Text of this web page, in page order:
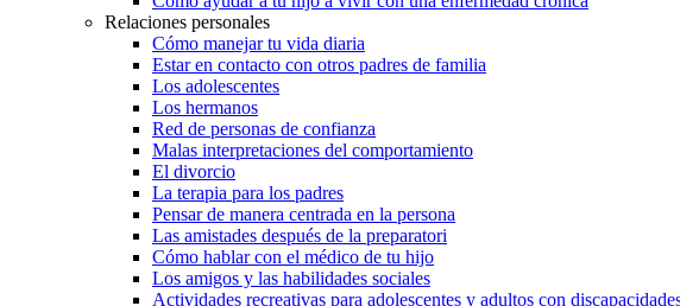
Relaciones personales
Cómo manejar tu vida diaria
Estar en contacto con otros padres de familia
Los adolescentes
Los hermanos
Red de personas de confianza
Malas interpretaciones del comportamiento
El divorcio
La terapia para los padres
Pensar de manera centrada en la persona
Las amistades después de la preparatori
Cómo hablar con el médico de tu hijo
Los amigos y las habilidades sociales
Actividades recreativas para adolescentes y adultos con